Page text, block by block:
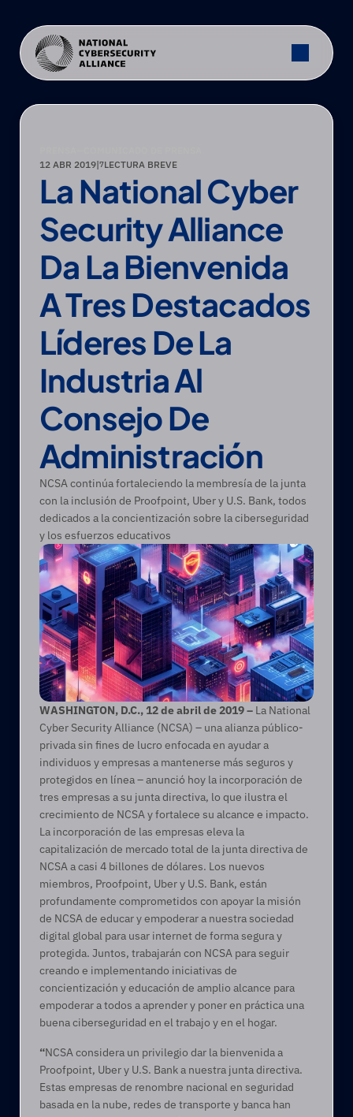
12 ABR 2019|7LECTURA BREVE
La National Cyber
Security Alliance
Da La Bienvenida
A Tres Destacados
Líderes De La
Industria Al
Consejo De
Administración
NCSA continúa fortaleciendo la membresía de la junta
con la inclusión de Proofpoint, Uber y U.S. Bank, todos
dedicados a la concientización sobre la ciberseguridad
y los esfuerzos educativos
WASHINGTON, D.C., 12 de abril de 2019 – La National
Cyber Security Alliance (NCSA) – una alianza público-
privada sin fines de lucro enfocada en ayudar a
individuos y empresas a mantenerse más seguros y
protegidos en línea – anunció hoy la incorporación de
tres empresas a su junta directiva, lo que ilustra el
crecimiento de NCSA y fortalece su alcance e impacto.
La incorporación de las empresas eleva la
capitalización de mercado total de la junta directiva de
NCSA a casi 4 billones de dólares. Los nuevos
miembros, Proofpoint, Uber y U.S. Bank, están
profundamente comprometidos con apoyar la misión
de NCSA de educar y empoderar a nuestra sociedad
digital global para usar internet de forma segura y
protegida. Juntos, trabajarán con NCSA para seguir
creando e implementando iniciativas de
concientización y educación de amplio alcance para
empoderar a todos a aprender y poner en práctica una
buena ciberseguridad en el trabajo y en el hogar.
“NCSA considera un privilegio dar la bienvenida a
Proofpoint, Uber y U.S. Bank a nuestra junta directiva.
Estas empresas de renombre nacional en seguridad
basada en la nube, redes de transporte y banca han